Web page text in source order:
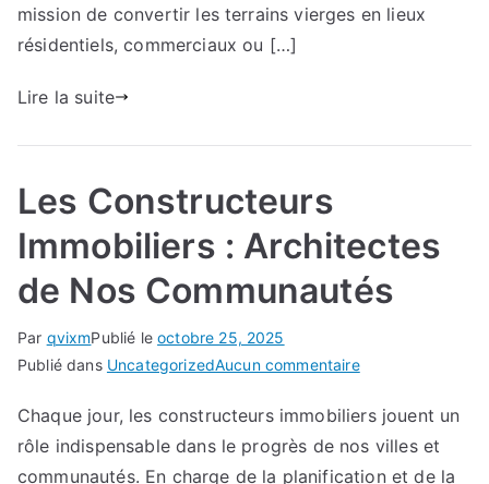
mission de convertir les terrains vierges en lieux
résidentiels, commerciaux ou […]
Lire la suite
Les Constructeurs
Immobiliers : Architectes
de Nos Communautés
Par qvixmPublié leoctobre 25, 2025
Publié dans UncategorizedAucun commentairesur
Constructeurs
Immobiliers
:
Chaque jour, les constructeurs immobiliers jouent un
rôle indispensable dans le progrès de nos villes et
communautés. En charge de la planification et de la